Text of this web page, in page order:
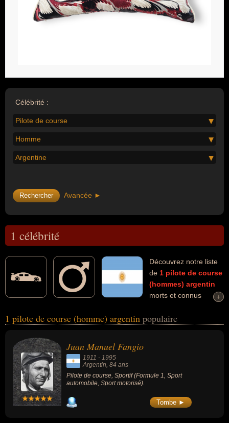
Célébrité :
Pilote de course
Homme
Argentine
Avancée ►
1 célébrité
Découvrez notre liste
de 1 pilote de course
(hommes) argentin
morts et connus
sexe masculin) peuvent avoir des liens variés dans les domaines
célébrités peuvent également avoir été sportif.
+
+
1 pilote de course (homme) argentin populaire
Juan Manuel Fangio
1911 - 1995
Argentin, 84 ans
Pilote de course, Sportif (Formule 1, Sport
automobile, Sport motorisé).
Tombe ►